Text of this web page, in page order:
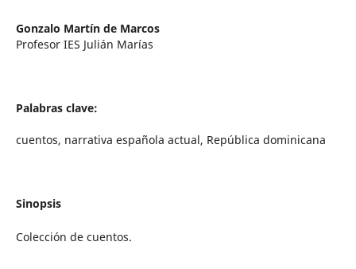
Gonzalo Martín de Marcos
Profesor IES Julián Marías
Palabras clave:
cuentos, narrativa española actual, República dominicana
Sinopsis
Colección de cuentos.